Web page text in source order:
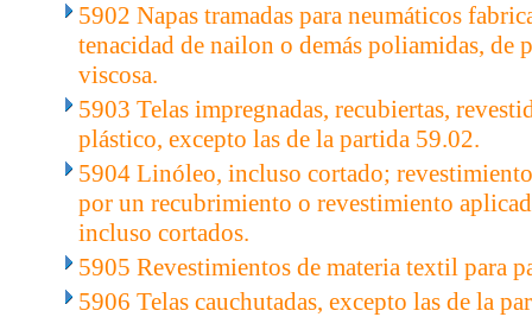
5902 Napas tramadas para neumáticos
tenacidad de nailon o demás poliamidas, de
viscosa.
5903 Telas impregnadas, recubiertas,
plástico, excepto las de la partida 59.02.
5904 Linóleo, incluso cortado;
por un recubrimiento o revestimiento
incluso cortados.
5905 Revestimientos de materia textil para
5906 Telas cauchutadas, excepto las de la